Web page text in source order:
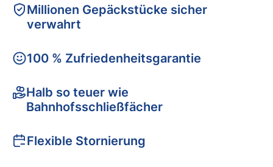
Millionen Gepäckstücke sicher
verwahrt
100 % Zufriedenheitsgarantie
Halb so teuer wie
Bahnhofsschließfächer
Flexible Stornierung